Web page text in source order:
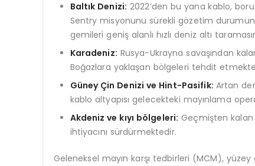
Baltık Denizi: 2022’den bu yana kablo,
Sentry misyonunu sürekli gözetim
gemileri geniş alanlı hızlı deniz altı
Karadeniz: Rusya-Ukrayna savaşından
Boğazlara yaklaşan bölgeleri tehdit
Güney Çin Denizi ve Hint-Pasifik: Artan
kablo altyapısı gelecekteki mayınlama
Akdeniz ve kıyı bölgeleri: Geçmişten
ihtiyacını sürdürmektedir.
Geleneksel mayın karşı tedbirleri (MCM),